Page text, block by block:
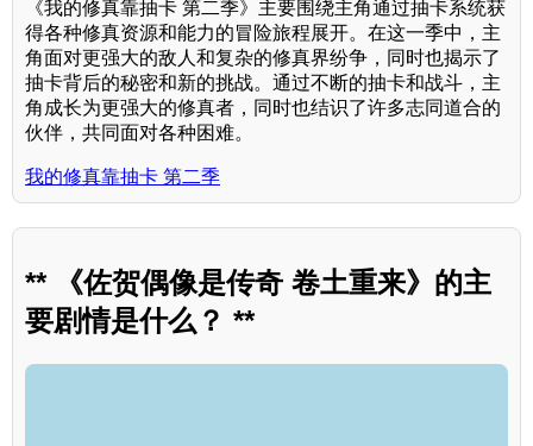
《我的修真靠抽卡 第二季》主要围绕主角通过抽卡系统获
得各种修真资源和能力的冒险旅程展开。在这一季中，主
角面对更强大的敌人和复杂的修真界纷争，同时也揭示了
抽卡背后的秘密和新的挑战。通过不断的抽卡和战斗，主
角成长为更强大的修真者，同时也结识了许多志同道合的
伙伴，共同面对各种困难。
我的修真靠抽卡 第二季
** 《佐贺偶像是传奇 卷土重来》的主
要剧情是什么？ **